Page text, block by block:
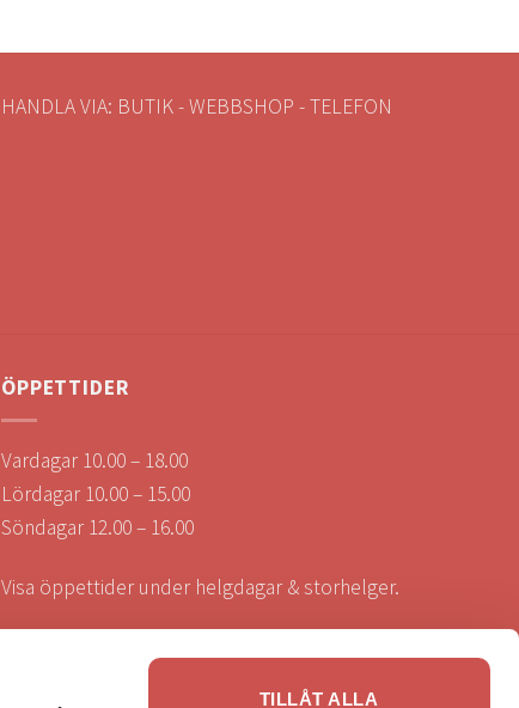
TILLÅT ALLA
HANDLA VIA: BUTIK - WEBBSHOP - TELEFON
ÖPPETTIDER
Vardagar 10.00 – 18.00
Lördagar 10.00 – 15.00
Söndagar 12.00 – 16.00
Visa öppettider under helgdagar & storhelger.